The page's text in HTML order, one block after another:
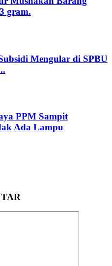
gram.
Mengular di SPBU
PPM Sampit
Ada Lampu